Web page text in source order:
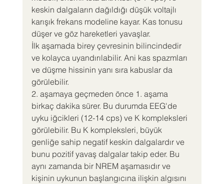
keskin dalgaların dağıldığı düşük voltajlı
karışık frekans modeline kayar. Kas tonusu
düşer ve göz hareketleri yavaşlar.
İlk aşamada birey çevresinin bilincindedir
ve kolayca uyandırılabilir. Ani kas spazmları
ve düşme hissinin yanı sıra kabuslar da
görülebilir.
2. aşamaya geçmeden önce 1. aşama
birkaç dakika sürer. Bu durumda EEG'de
uyku iğcikleri (12-14 cps) ve K kompleksleri
görülebilir. Bu K kompleksleri, büyük
genliğe sahip negatif keskin dalgalardır ve
bunu pozitif yavaş dalgalar takip eder. Bu
aynı zamanda bir NREM aşamasıdır ve
kişinin uykunun başlangıcına ilişkin algısını